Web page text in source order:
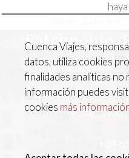
Patrimonio
Le surmergimos en la
Cuenca Viajes,
datos, utiliza cookies
finalidades analíticas no
información puedes
cookies más